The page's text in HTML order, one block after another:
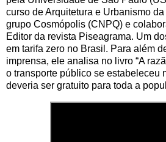
curso de Arquitetura e Urbanismo
grupo Cosmópolis (CNPQ) e
Editor da revista Piseagrama. Um
em tarifa zero no Brasil. Para além
imprensa, ele analisa no livro “A
o transporte público se estabeleceu
deveria ser gratuito para toda a